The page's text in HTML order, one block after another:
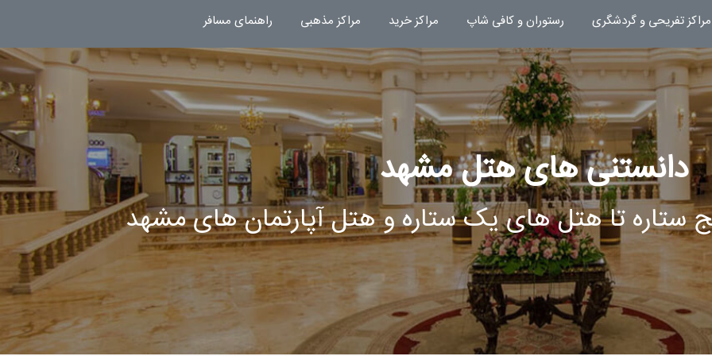
مراکز تفریحی و گردشگری رستوران و کافی شاپ مراکز خرید مراکز مذهبی راهنمای مسافر
دانستنی های هتل مشهد
ستاره تا هتل های یک ستاره و هتل آپارتمان های مشهد